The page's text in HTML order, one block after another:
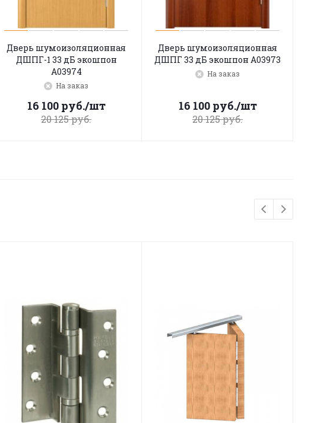
Дверь шумоизоляционная
ДШПГ-1 33 дБ экошпон
A03974
На заказ
16 100руб./шт
20 125руб.
Дверь шумоизоляционная
ДШПГ 33 дБ экошпон A03973
На заказ
16 100руб./шт
20 125руб.